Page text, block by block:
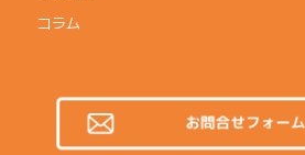
コラム